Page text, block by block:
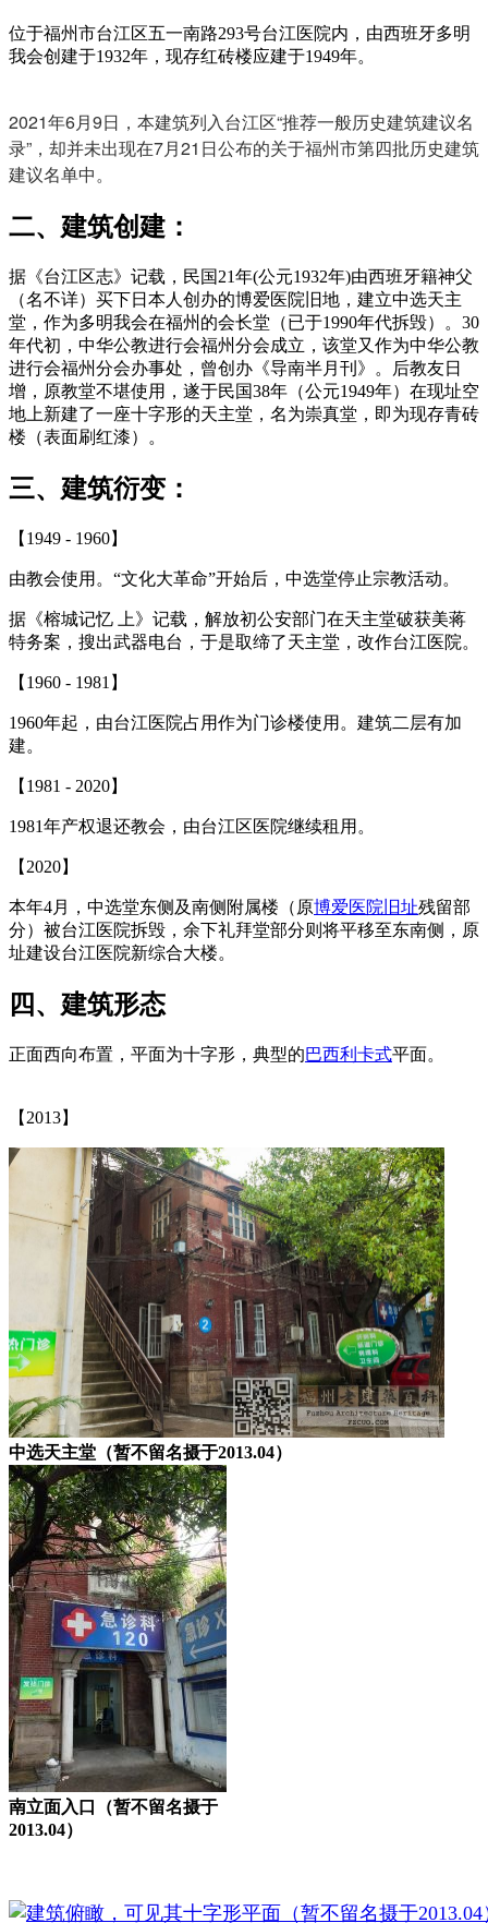
位于福州市台江区五一南路293号台江医院内，由西班牙多明
我会创建于1932年，现存红砖楼应建于1949年。
2021年6月9日，本建筑列入台江区“推荐一般历史建筑建议名
录”，却并未出现在7月21日公布的关于福州市第四批历史建筑
建议名单中。
二、建筑创建：
据《台江区志》记载，民国21年(公元1932年)由西班牙籍神父
（名不详）买下日本人创办的博爱医院旧地，建立中选天主
堂，作为多明我会在福州的会长堂（已于1990年代拆毁）。30
年代初，中华公教进行会福州分会成立，该堂又作为中华公教
进行会福州分会办事处，曾创办《导南半月刊》。
后教友日
增，原教堂不堪使用，遂于民国38年（公元1949年）在现址空
地上新建了一座十字形的天主堂，名为崇真堂，即为现存青砖
楼（表面刷红漆）。
三、建筑衍变：
【1949 - 1960】
由教会使用。“文化大革命”开始后，中选堂停止宗教活动。
据《榕城记忆 上》记载，解放初公安部门在天主堂破获美蒋
特务案，搜出武器电台， 于是取缔了天主堂，改作台江医院。
【1960 - 1981】
1960年起，由台江医院占用作为门诊楼使用。 建筑二层有加
建。
【1981 - 2020】
1981年产权退还教会，由台江区医院继续租用。
【2020】
本年4月，中选堂东侧及南侧附属楼（原博爱医院旧址残留部
分）被台江医院拆毁，余下礼拜堂部分则将平移至东南侧，原
址建设台江医院新综合大楼。
四、建筑形态
正面西向布置，平面为十字形，典型的巴西利卡式平面。
【2013】
中选天主堂（暂不留名摄于2013.04）
南立面入口（暂不留名摄于
2013.04）